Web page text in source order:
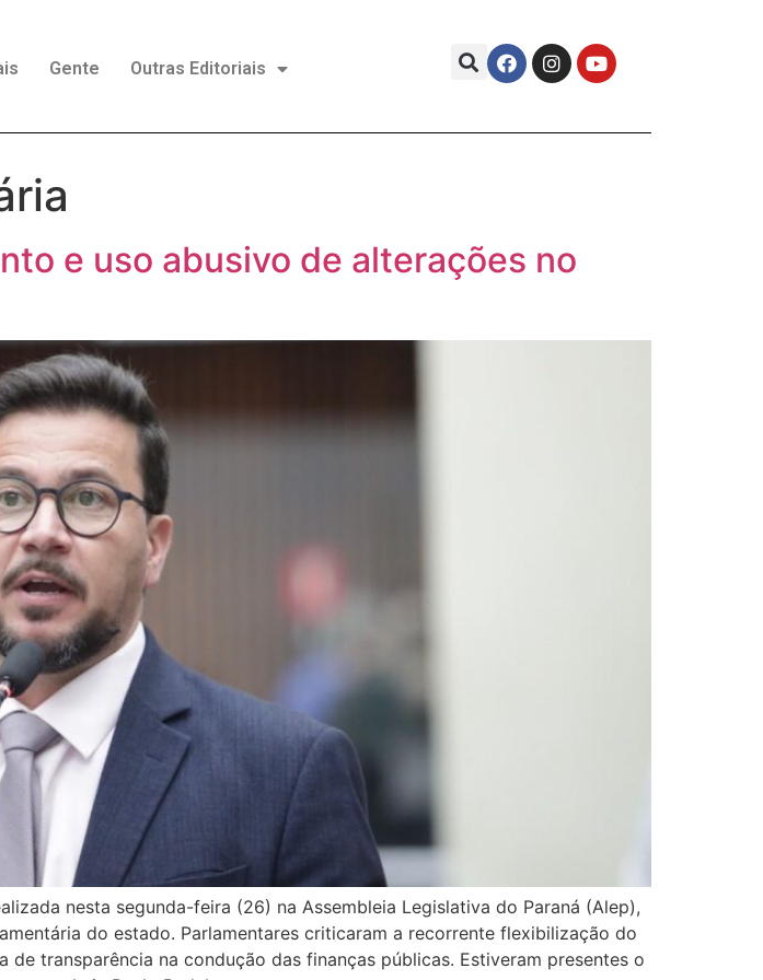
Gente Outras Editoriais
e uso abusivo de alterações no
nesta segunda-feira (26) na Assembleia Legislativa do Paraná (Alep),
do estado. Parlamentares criticaram a recorrente flexibilização do
transparência na condução das finanças públicas. Estiveram presentes o